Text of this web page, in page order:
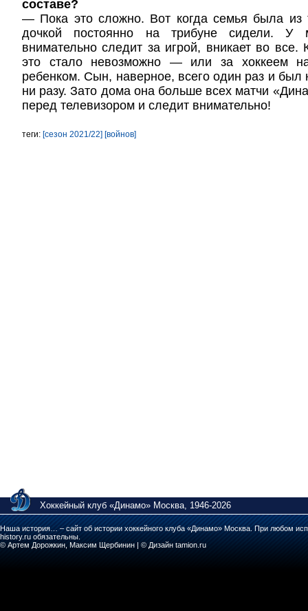
составе?
— Пока это сложно. Вот когда семья была из
дочкой постоянно на трибуне сидели. У
внимательно следит за игрой, вникает во все.
это стало невозможно — или за хоккеем
ребенком. Сын, наверное, всего один раз и
ни разу. Зато дома она больше всех матчи
перед телевизором и следит внимательно!
теги: [сезон 2021/22] [войнов]
Хоккейный клуб «Динамо» Москва, 1946-2026
Наша история… – сайт об истории хоккейного клуба «Динамо» Москва. При любом
history.ru обязательны.
© Артем Дорожкин, Максим Щербинин | © Дизайн tamion.ru